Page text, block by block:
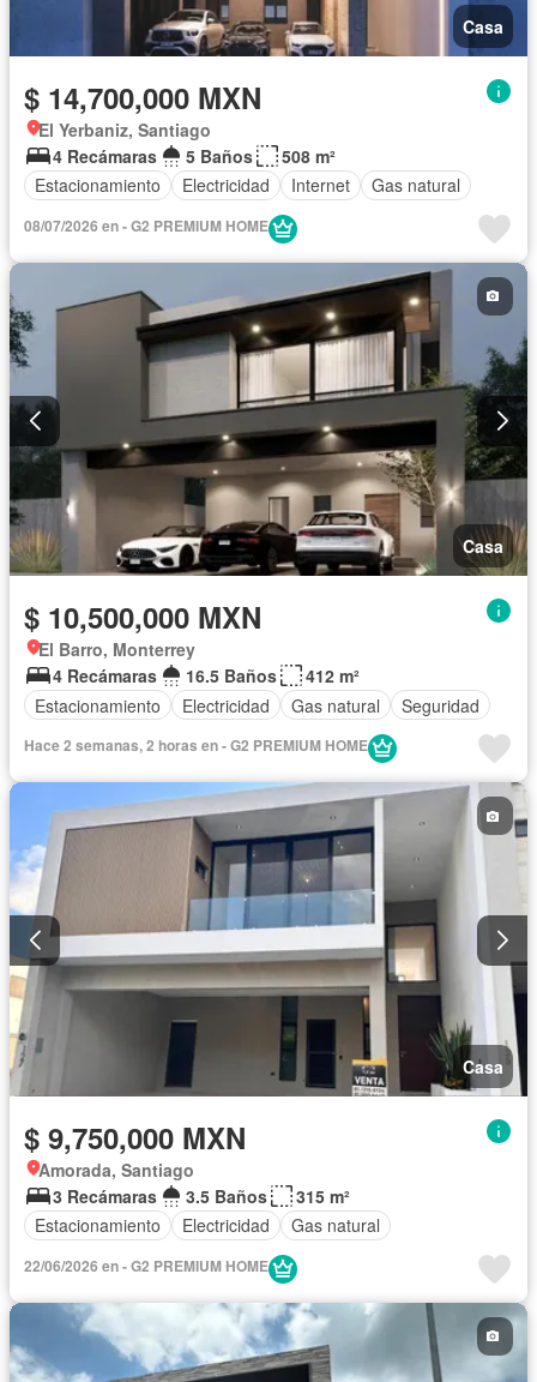
Casa
$ 14,700,000 MXN
El Yerbaniz, Santiago
4 Recámaras
5 Baños
508 m²
Estacionamiento
Electricidad Internet Gas natural
08/07/2026 en - G2 PREMIUM HOME
Casa
$ 10,500,000 MXN
El Barro, Monterrey
4 Recámaras
16.5 Baños
412 m²
Estacionamiento
Electricidad Gas natural Seguridad
Hace 2 semanas, 2 horas en - G2 PREMIUM HOME
Casa
$ 9,750,000 MXN
Amorada, Santiago
3 Recámaras
3.5 Baños
315 m²
Estacionamiento
Electricidad Gas natural
22/06/2026 en - G2 PREMIUM HOME